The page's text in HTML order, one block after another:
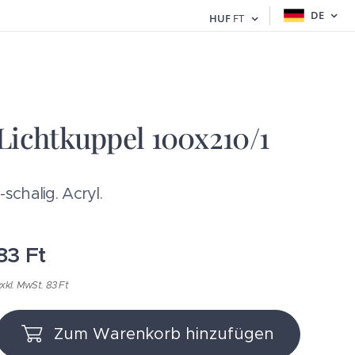
HUF FT DE
100x210/1
schalig. Acryl.
Ft
MwSt. 83 Ft
Zum Warenkorb hinzufügen